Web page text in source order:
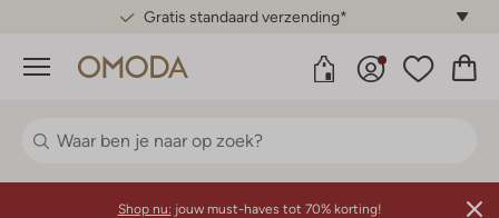
Gratis standaard verzending*
Menu
Shop nu: jouw must-haves tot 70% korting!